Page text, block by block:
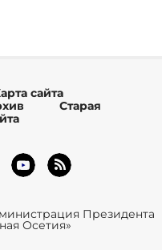
сайта
Старая
Президента
Осетия»